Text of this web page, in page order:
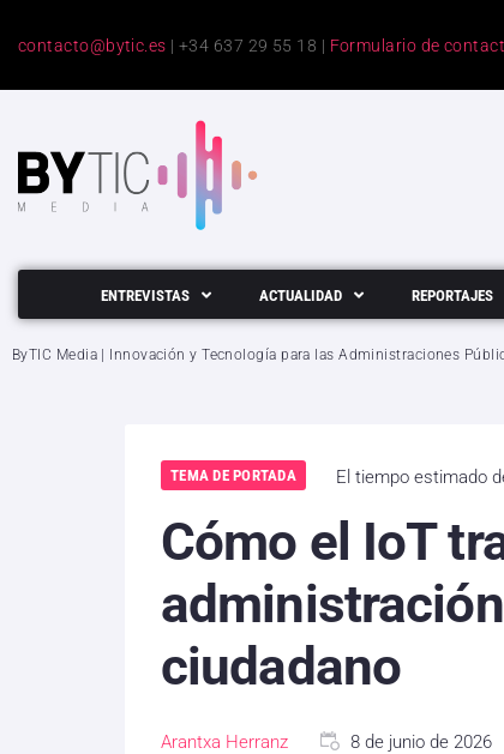
contacto@bytic.es | +34 637 29 55 18 | Formulario de
ENTREVISTAS ACTUALIDAD REPORTAJES
ByTIC Media | Innovación y Tecnología para las Administraciones
TEMA DE PORTADA El tiempo estimado
Cómo el IoT
ciudadano
Arantxa Herranz 8 de junio de 2026